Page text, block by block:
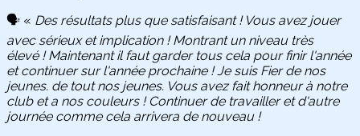
🗣️ « Des résultats plus que satisfaisant ! Vous avez jouer
avec sérieux et implication ! Montrant un niveau très
élevé ! Maintenant il faut garder tous cela pour finir l'année
et continuer sur l'année prochaine ! Je suis Fier de nos
jeunes. de tout nos jeunes. Vous avez fait honneur à notre
club et a nos couleurs ! Continuer de travailler et d'autre
journée comme cela arrivera de nouveau !